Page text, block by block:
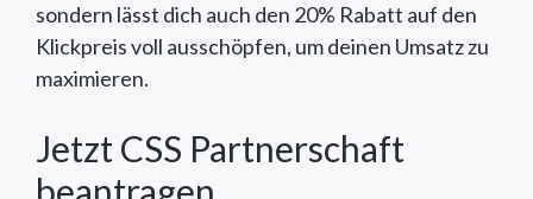
sondern lässt dich auch den 20% Rabatt auf den
Klickpreis voll ausschöpfen, um deinen Umsatz zu
maximieren.
Jetzt CSS Partnerschaft